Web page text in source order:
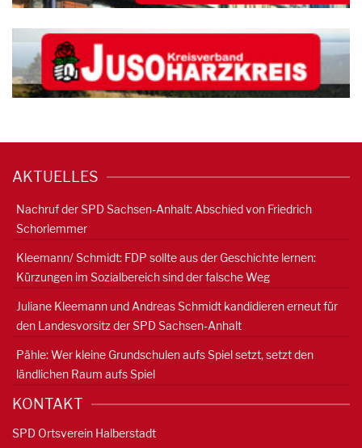
AKTUELLES
Nachruf der SPD Sachsen-Anhalt: Abschied von Friedrich
Schorlemmer
Kleemann/ Schmidt: FDP sollte aus der Geschichte lernen:
Kürzungen im Sozialbereich sind der falsche Weg
Juliane Kleemann und Andreas Schmidt kandidieren erneut für
den Landesvorsitz der SPD Sachsen-Anhalt
Pähle: Wer kleine Grundschulen aufs Spiel setzt, setzt den
ländlichen Raum aufs Spiel
KONTAKT
SPD Ortsverein Halberstadt